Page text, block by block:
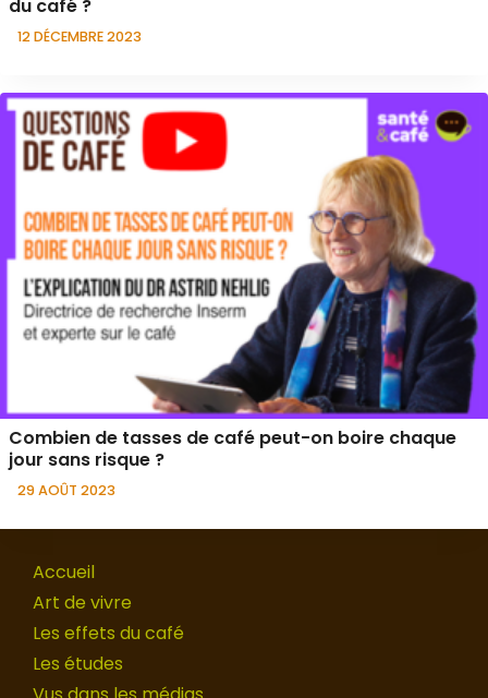
du café ?
12 DÉCEMBRE 2023
Combien de tasses de café peut-on boire chaque
jour sans risque ?
29 AOÛT 2023
Accueil
Art de vivre
Les effets du café
Les études